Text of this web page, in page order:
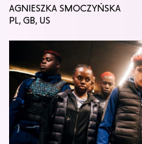
AGNIESZKA SMOCZYŃSKA
PL, GB, US